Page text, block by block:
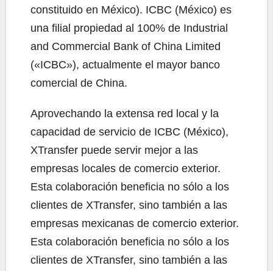
constituido en México). ICBC (México) es
una filial propiedad al 100% de Industrial
and Commercial Bank of China Limited
(«ICBC»), actualmente el mayor banco
comercial de China.
Aprovechando la extensa red local y la
capacidad de servicio de ICBC (México),
XTransfer puede servir mejor a las
empresas locales de comercio exterior.
Esta colaboración beneficia no sólo a los
clientes de XTransfer, sino también a las
empresas mexicanas de comercio exterior.
Esta colaboración beneficia no sólo a los
clientes de XTransfer, sino también a las